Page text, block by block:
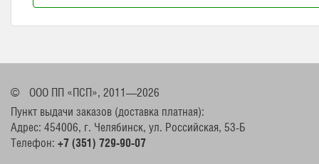
©
ООО ПП «ПСП», 2011—2026
Пункт выдачи заказов (доставка платная):
Адрес: 454006, г. Челябинск, ул. Российская, 53-Б
Телефон: +7 (351) 729-90-07